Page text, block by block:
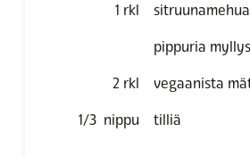
1 rkl sitruunamehua
pippuria
2 rkl vegaanista
1/3 nippu tilliä